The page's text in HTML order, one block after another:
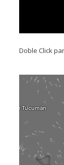
Doble Click